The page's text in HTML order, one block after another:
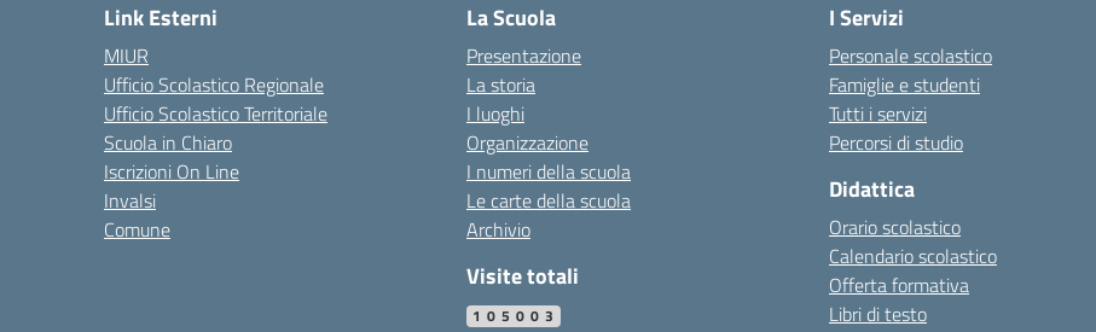
Link Esterni
MIUR
Ufficio Scolastico Regionale
Ufficio Scolastico Territoriale
Scuola in Chiaro
Iscrizioni On Line
Invalsi
Comune
La Scuola
Presentazione
La storia
I luoghi
Organizzazione
I numeri della scuola
Le carte della scuola
Archivio
Visite totali
105003
I Servizi
Personale scolastico
Famiglie e studenti
Tutti i servizi
Percorsi di studio
Didattica
Orario scolastico
Calendario scolastico
Offerta formativa
Libri di testo